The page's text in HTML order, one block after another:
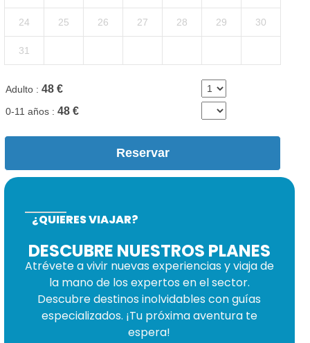
¿QUIERES VIAJAR?
DESCUBRE NUESTROS PLANES
Atrévete a vivir nuevas experiencias y viaja de
la mano de los expertos en el sector.
Descubre destinos inolvidables con guías
especializados. ¡Tu próxima aventura te
espera!